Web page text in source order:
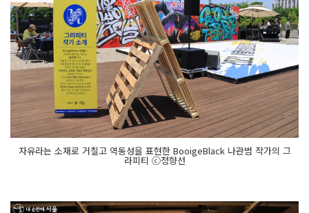
자유라는 소재로 거칠고 역동성을 표현한 BooigeBlack 나관범 작가의 그
라피티 ⓒ정향선